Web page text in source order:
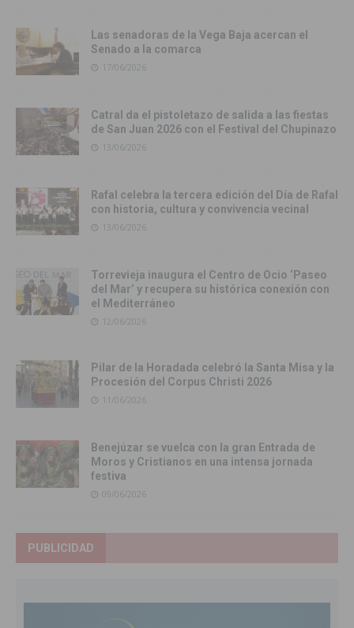
Las senadoras de la Vega Baja acercan el
Senado a la comarca
17/06/2026
Catral da el pistoletazo de salida a las fiestas
de San Juan 2026 con el Festival del Chupinazo
13/06/2026
Rafal celebra la tercera edición del Día de Rafal
con historia, cultura y convivencia vecinal
13/06/2026
Torrevieja inaugura el Centro de Ocio ‘Paseo
del Mar’ y recupera su histórica conexión con
el Mediterráneo
12/06/2026
Pilar de la Horadada celebró la Santa Misa y la
Procesión del Corpus Christi 2026
11/06/2026
Benejúzar se vuelca con la gran Entrada de
Moros y Cristianos en una intensa jornada
festiva
09/06/2026
PUBLICIDAD